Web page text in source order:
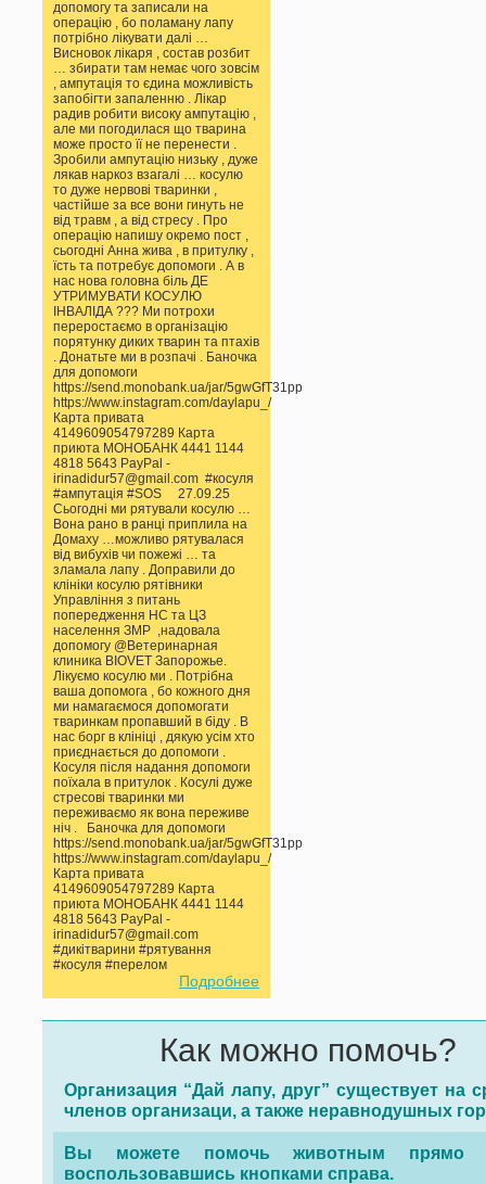
допомогу та записали на
операцію , бо поламану лапу
потрібно лікувати далі …
Висновок лікаря , состав розбит
… збирати там немає чого зовсім
, ампутація то єдина можливість
запобігти запаленню . Лікар
радив робити високу ампутацію ,
але ми погодилася що тварина
може просто її не перенести .
Зробили ампутацію низьку , дуже
лякав наркоз взагалі … косулю
то дуже нервові тваринки ,
частійше за все вони гинуть не
від травм , а від стресу . Про
операцію напишу окремо пост ,
сьогодні Анна жива , в притулку ,
їсть та потребує допомоги . А в
нас нова головна біль ДЕ
УТРИМУВАТИ КОСУЛЮ
ІНВАЛІДА ??? Ми потрохи
переростаємо в організацію
порятунку диких тварин та птахів
. Донатьте ми в розпачі . Баночка
для допомоги
https://send.monobank.ua/jar/5gwGfT31pp
https://www.instagram.com/daylapu_/
Карта привата
4149609054797289 Карта
приюта МОНОБАНК 4441 1144
4818 5643 PayPal -
irinadidur57@gmail.com #косуля
#ампутація #SOS 27.09.25
Сьогодні ми рятували косулю …
Вона рано в ранці приплила на
Домаху …можливо рятувалася
від вибухів чи пожежі … та
зламала лапу . Доправили до
клініки косулю рятівники
Управління з питань
попередження НС та ЦЗ
населення ЗМР ,надовала
допомогу @Ветеринарная
клиника BIOVET Запорожье.
Лікуємо косулю ми . Потрібна
ваша допомога , бо кожного дня
ми намагаємося допомогати
тваринкам пропавший в біду . В
нас борг в клініці , дякую усім хто
приєднається до допомоги .
Косуля після надання допомоги
поїхала в притулок . Косулі дуже
стресові тваринки ми
переживаємо як вона переживе
ніч . Баночка для допомоги
https://send.monobank.ua/jar/5gwGfT31pp
https://www.instagram.com/daylapu_/
Карта привата
4149609054797289 Карта
приюта МОНОБАНК 4441 1144
4818 5643 PayPal -
irinadidur57@gmail.com
#дикітварини #рятування
#косуля #перелом
Подробнее
Как можно помочь?
Организация “Дай лапу, друг” существует на
членов организаци, а также неравнодушных
Вы можете помочь животным прямо
воспользовавшись кнопками справа.